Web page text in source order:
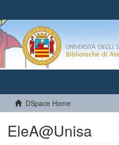
DSpace Home
EleA@Unisa